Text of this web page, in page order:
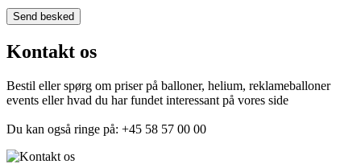
Kontakt os
Bestil eller spørg om priser på balloner, helium, reklameballoner
events eller hvad du har fundet interessant på vores side
Du kan også ringe på: +45 58 57 00 00